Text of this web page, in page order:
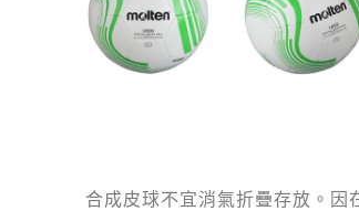
合成皮球不宜消氣折疊存放。因